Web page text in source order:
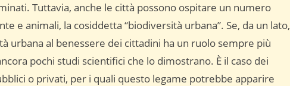
Tuttavia, anche le città possono ospitare un numero
e animali, la cosiddetta “biodiversità urbana”. Se, da un lato,
urbana al benessere dei cittadini ha un ruolo sempre più
pochi studi scientifici che lo dimostrano. È il caso dei
o privati, per i quali questo legame potrebbe apparire